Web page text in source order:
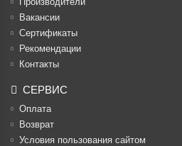
Вакансии
Cертификаты
Рекомендации
Контакты
СЕРВИС
Оплата
Возврат
Условия пользования сайтом